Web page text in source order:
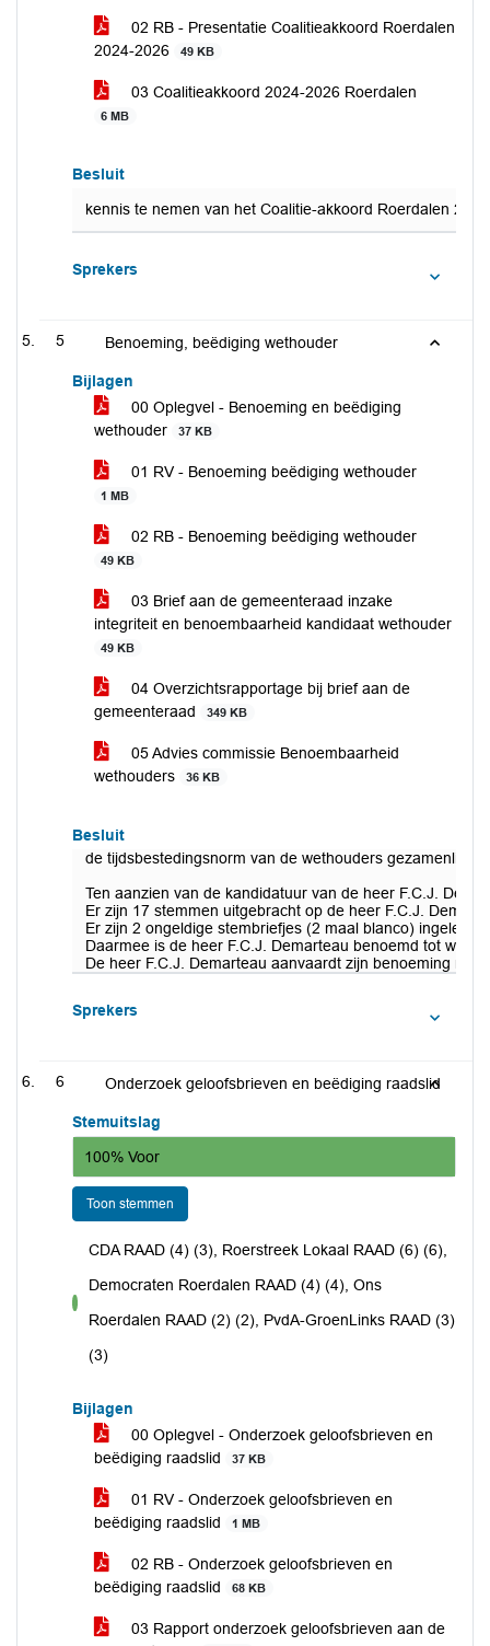
02 RB - Presentatie Coalitieakkoord Roerdalen
2024-2026
49 KB
03 Coalitieakkoord 2024-2026 Roerdalen
6 MB
Besluit
kennis te nemen van het Coalitie-akkoord Roerdalen
Sprekers
5 Benoeming, beëdiging wethouder
Bijlagen
00 Oplegvel - Benoeming en beëdiging
wethouder
37 KB
01 RV - Benoeming beëdiging wethouder
1 MB
02 RB - Benoeming beëdiging wethouder
49 KB
03 Brief aan de gemeenteraad inzake
integriteit en benoembaarheid kandidaat wethouder
49 KB
04 Overzichtsrapportage bij brief aan de
gemeenteraad
349 KB
05 Advies commissie Benoembaarheid
wethouders
36 KB
Besluit
de tijdsbestedingsnorm van de wethouders gezamenlijk
Ten aanzien van de kandidatuur van de heer F.C.J.
Er zijn 17 stemmen uitgebracht op de heer F.C.J.
Er zijn 2 ongeldige stembriefjes (2 maal blanco)
Daarmee is de heer F.C.J. Demarteau benoemd tot
De heer F.C.J. Demarteau aanvaardt zijn benoeming
Sprekers
6 Onderzoek geloofsbrieven en beëdiging raadslid
Stemuitslag
100% Voor
Toon stemmen
voor
CDA RAAD (4) (3), Roerstreek Lokaal RAAD (6) (6),
Democraten Roerdalen RAAD (4) (4), Ons
Roerdalen RAAD (2) (2), PvdA-GroenLinks RAAD (3)
(3)
Bijlagen
00 Oplegvel - Onderzoek geloofsbrieven en
beëdiging raadslid
37 KB
01 RV - Onderzoek geloofsbrieven en
beëdiging raadslid
1 MB
02 RB - Onderzoek geloofsbrieven en
beëdiging raadslid
68 KB
03 Rapport onderzoek geloofsbrieven aan de